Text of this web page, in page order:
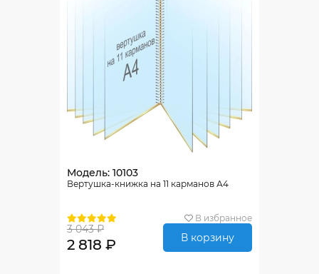
Модель: 10103
Вертушка-книжка на 11 карманов А4
В избранное
3 043 ₽
2 818 ₽ В корзину